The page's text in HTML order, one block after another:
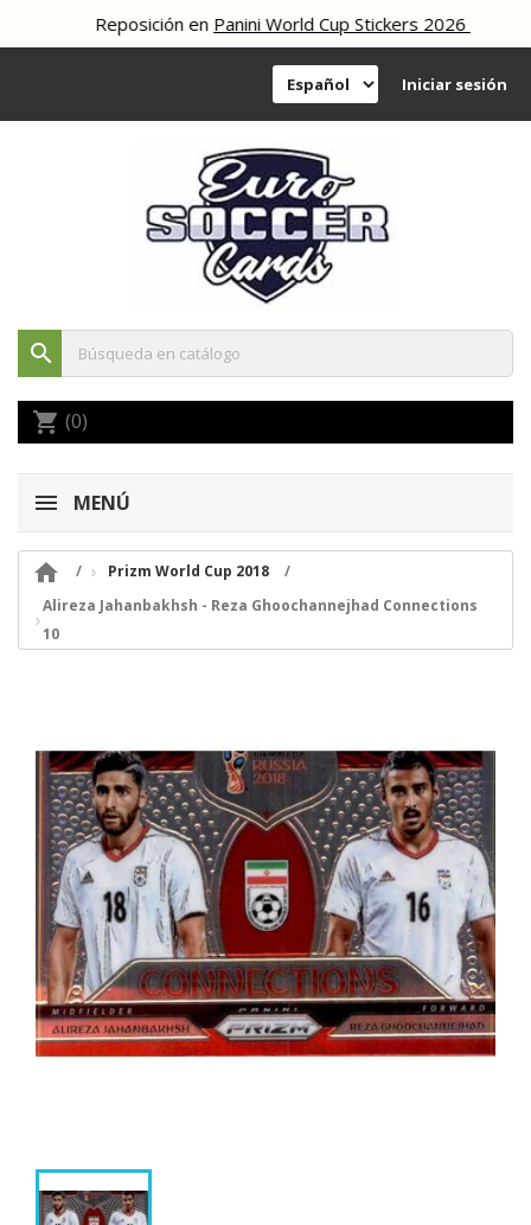
Reposición enPanini World Cup Stickers 2026
Iniciar sesión
search
shopping_cart (0)
MENÚ

Prizm World Cup 2018
Alireza Jahanbakhsh - Reza Ghoochannejhad Connections
10